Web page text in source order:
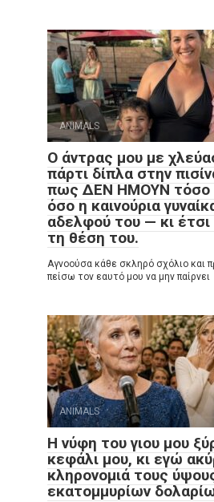
ANIMALS
Ο άντρας μου με
πάρτι δίπλα στην
πως ΔΕΝ ΗΜΟΥΝ τόσο
όσο η καινούρια
αδελφού του — κι έτσι
τη θέση του.
Αγνοούσα κάθε σκληρό σχόλιο και
πείσω τον εαυτό μου να μην παίρνει
ANIMALS
Η νύφη του γιου μου
κεφάλι μου, κι εγώ
κληρονομιά τους
εκατομμυρίων